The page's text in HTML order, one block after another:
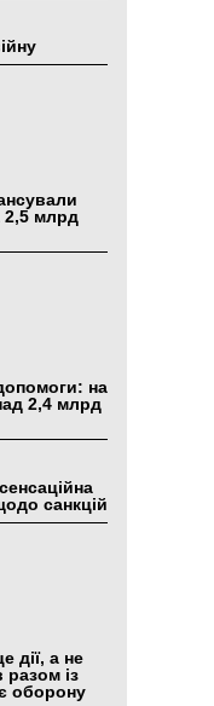
2,5 млрд
на
2,4 млрд
санкцій
дії, а не
із
оборону